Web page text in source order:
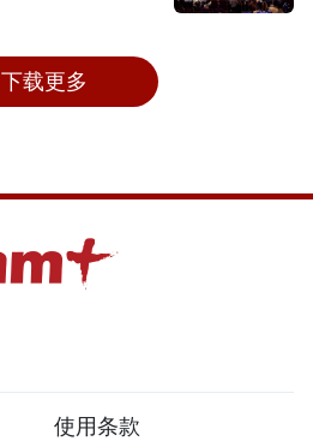
下载更多
使用条款